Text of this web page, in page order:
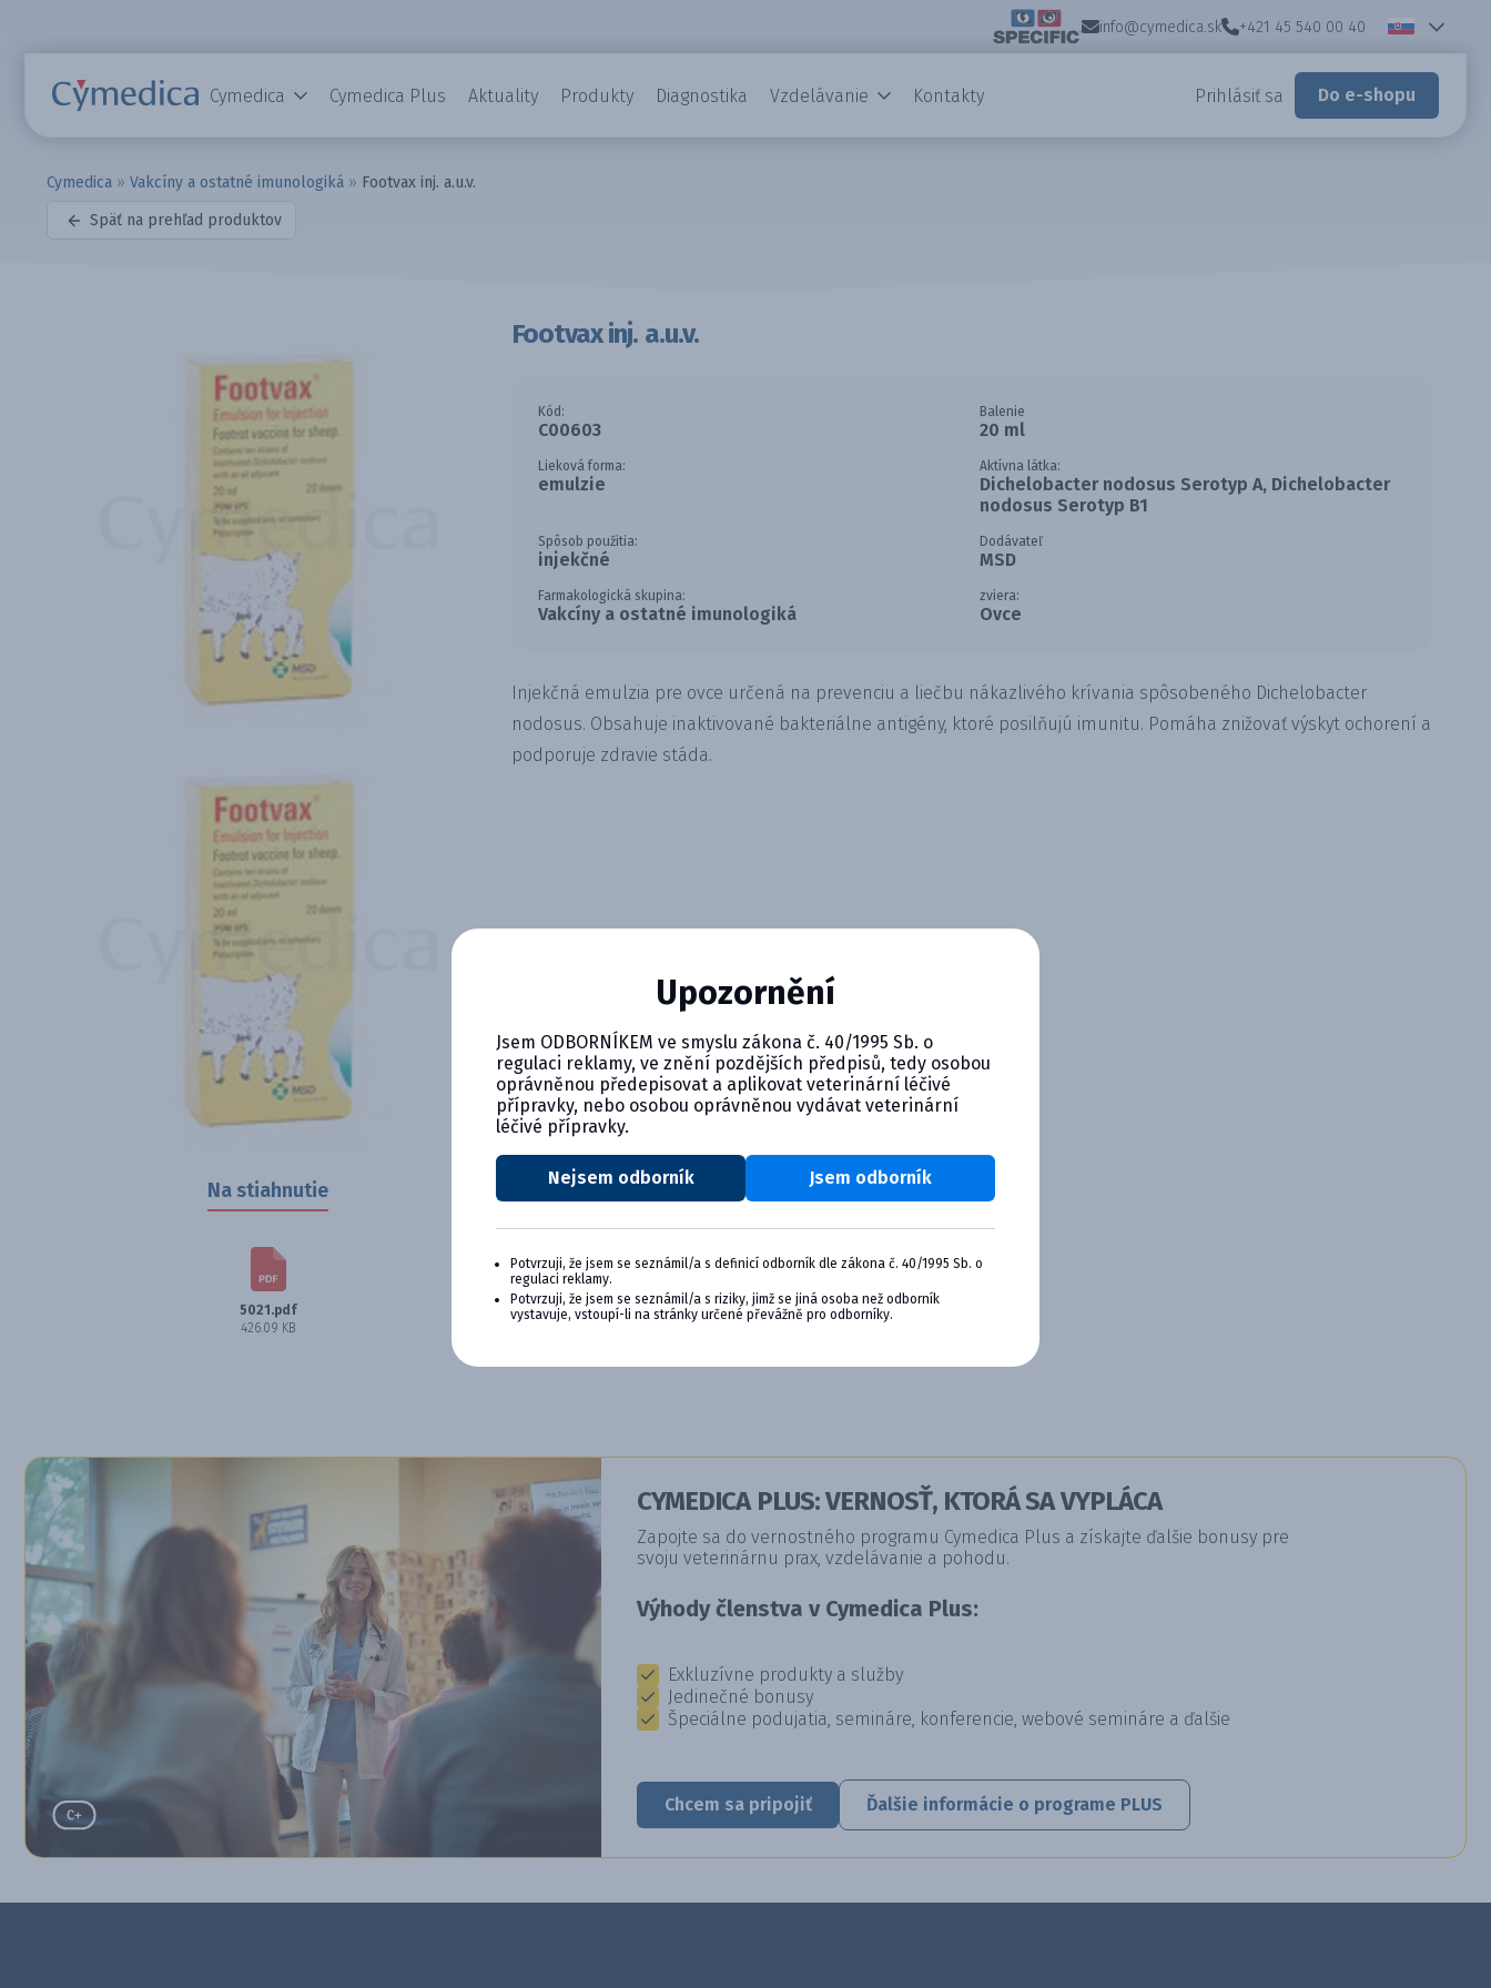
info@cymedica.sk +421 45 540 00 40
Cymedica Cymedica Plus Aktuality Produkty Diagnostika Vzdelávanie Kontakty Prihlásiť sa Do e-shopu
Cymedica » Vakcíny a ostatné imunologiká » Footvax inj. a.u.v.
Späť na prehľad produktov
Na stiahnutie
5021.pdf
426.09 KB
Footvax inj. a.u.v.
Kód:
C00603
Balenie
20 ml
Lieková forma:
emulzie
Aktívna látka:
Dichelobacter nodosus Serotyp A, Dichelobacter
nodosus Serotyp B1
Spôsob použitia:
injekčné
Dodávateľ
MSD
Farmakologická skupina:
Vakcíny a ostatné imunologiká
zviera:
Ovce
Injekčná emulzia pre ovce určená na prevenciu a liečbu nákazlivého krívania spôsobeného Dichelobacter
nodosus. Obsahuje inaktivované bakteriálne antigény, ktoré posilňujú imunitu. Pomáha znižovať výskyt ochorení a
podporuje zdravie stáda.
CYMEDICA PLUS: VERNOSŤ, KTORÁ SA VYPLÁCA
Zapojte sa do vernostného programu Cymedica Plus a získajte ďalšie bonusy pre
svoju veterinárnu prax, vzdelávanie a pohodu.
Výhody členstva v Cymedica Plus:
Exkluzívne produkty a služby
Jedinečné bonusy
Špeciálne podujatia, semináre, konferencie, webové semináre a ďalšie
Chcem sa pripojiť Ďalšie informácie o programe PLUS
Upozornění
Jsem ODBORNÍKEM ve smyslu zákona č. 40/1995 Sb. o
regulaci reklamy, ve znění pozdějších předpisů, tedy osobou
oprávněnou předepisovat a aplikovat veterinární léčivé
přípravky, nebo osobou oprávněnou vydávat veterinární
léčivé přípravky.
Nejsem odborník Jsem odborník
Potvrzuji, že jsem se seznámil/a s definicí odborník dle zákona č. 40/1995 Sb. o
regulaci reklamy.
Potvrzuji, že jsem se seznámil/a s riziky, jimž se jiná osoba než odborník
vystavuje, vstoupí-li na stránky určené převážně pro odborníky.